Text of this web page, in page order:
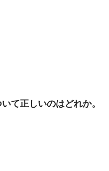
て正しいのはどれか。